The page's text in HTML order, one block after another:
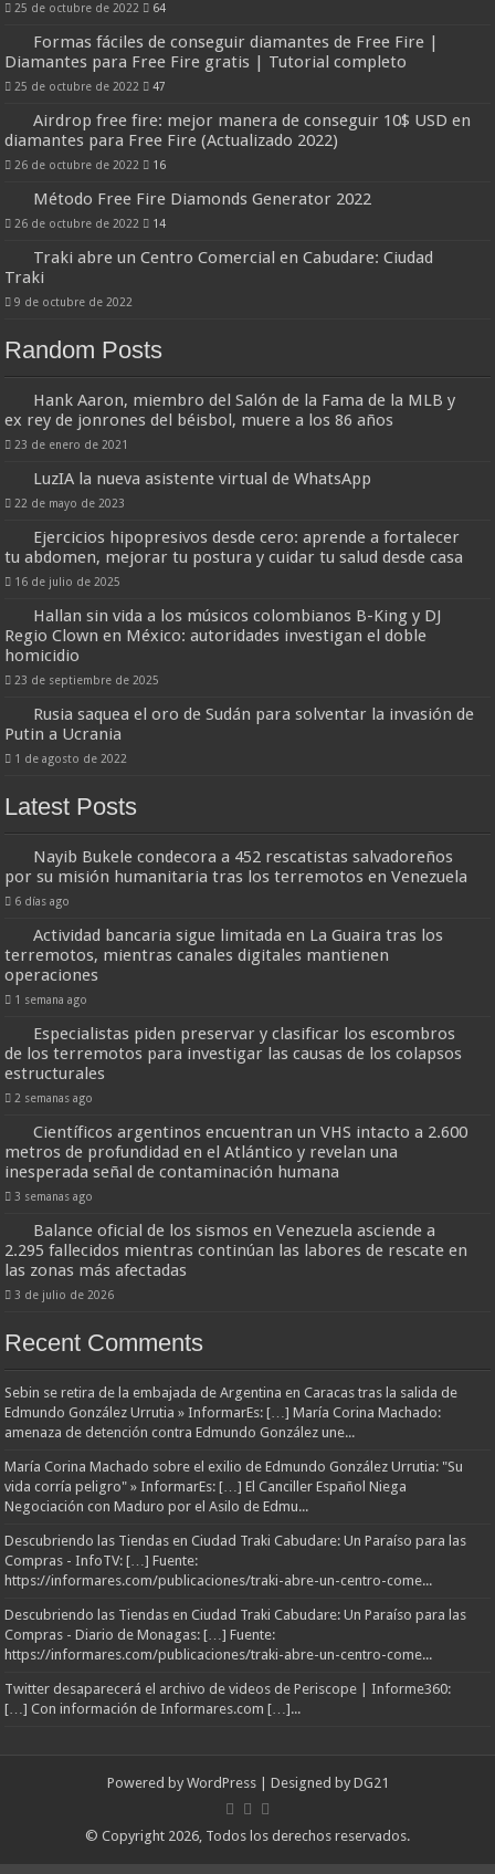
25 de octubre de 2022 64
Formas fáciles de conseguir diamantes de Free Fire |
Diamantes para Free Fire gratis | Tutorial completo
25 de octubre de 2022 47
Airdrop free fire: mejor manera de conseguir 10$ USD en
diamantes para Free Fire (Actualizado 2022)
26 de octubre de 2022 16
Método Free Fire Diamonds Generator 2022
26 de octubre de 2022 14
Traki abre un Centro Comercial en Cabudare: Ciudad
Traki
9 de octubre de 2022
Random Posts
Hank Aaron, miembro del Salón de la Fama de la MLB y
ex rey de jonrones del béisbol, muere a los 86 años
23 de enero de 2021
LuzIA la nueva asistente virtual de WhatsApp
22 de mayo de 2023
Ejercicios hipopresivos desde cero: aprende a fortalecer
tu abdomen, mejorar tu postura y cuidar tu salud desde casa
16 de julio de 2025
Hallan sin vida a los músicos colombianos B-King y DJ
Regio Clown en México: autoridades investigan el doble
homicidio
23 de septiembre de 2025
Rusia saquea el oro de Sudán para solventar la invasión de
Putin a Ucrania
1 de agosto de 2022
Latest Posts
Nayib Bukele condecora a 452 rescatistas salvadoreños
por su misión humanitaria tras los terremotos en Venezuela
6 días ago
Actividad bancaria sigue limitada en La Guaira tras los
terremotos, mientras canales digitales mantienen
operaciones
1 semana ago
Especialistas piden preservar y clasificar los escombros
de los terremotos para investigar las causas de los colapsos
estructurales
2 semanas ago
Científicos argentinos encuentran un VHS intacto a 2.600
metros de profundidad en el Atlántico y revelan una
inesperada señal de contaminación humana
3 semanas ago
Balance oficial de los sismos en Venezuela asciende a
2.295 fallecidos mientras continúan las labores de rescate en
las zonas más afectadas
3 de julio de 2026
Recent Comments
Sebin se retira de la embajada de Argentina en Caracas tras la salida de
Edmundo González Urrutia » InformarEs: […] María Corina Machado:
amenaza de detención contra Edmundo González une...
María Corina Machado sobre el exilio de Edmundo González Urrutia: "Su
vida corría peligro" » InformarEs: […] El Canciller Español Niega
Negociación con Maduro por el Asilo de Edmu...
Descubriendo las Tiendas en Ciudad Traki Cabudare: Un Paraíso para las
Compras - InfoTV: […] Fuente:
https://informares.com/publicaciones/traki-abre-un-centro-come...
Descubriendo las Tiendas en Ciudad Traki Cabudare: Un Paraíso para las
Compras - Diario de Monagas: […] Fuente:
https://informares.com/publicaciones/traki-abre-un-centro-come...
Twitter desaparecerá el archivo de videos de Periscope | Informe360:
[…] Con información de Informares.com […]...
Powered by WordPress| Designed by DG21
© Copyright 2026, Todos los derechos reservados.